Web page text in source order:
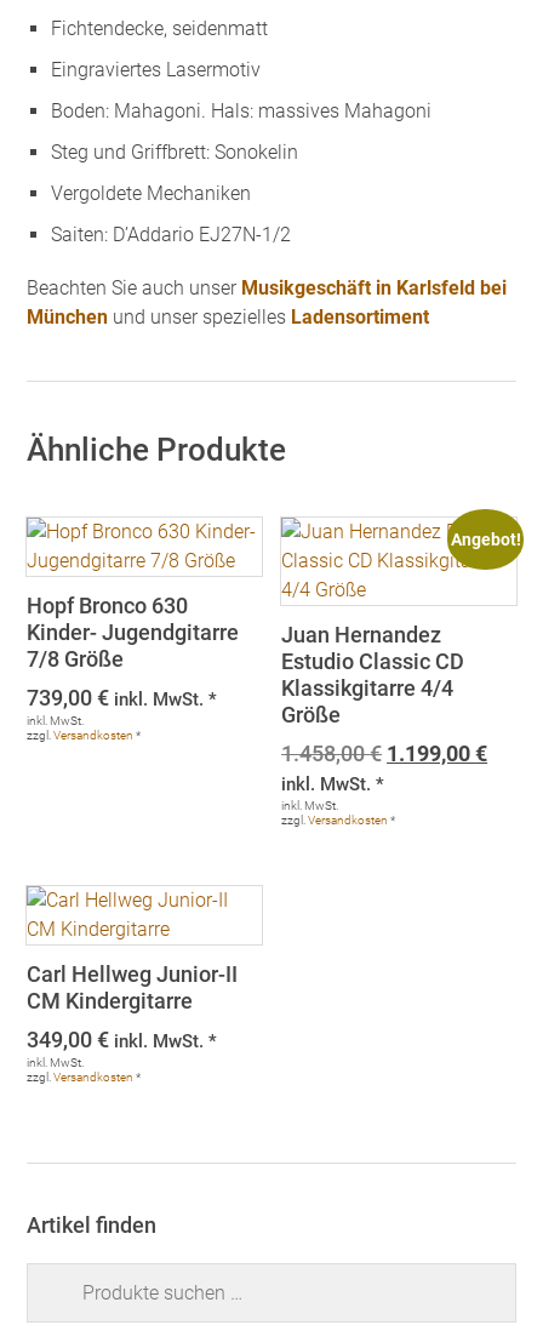
Fichtendecke, seidenmatt
Eingraviertes Lasermotiv
Boden: Mahagoni. Hals: massives Mahagoni
Steg und Griffbrett: Sonokelin
Vergoldete Mechaniken
Saiten: D’Addario EJ27N-1/2
Beachten Sie auch unser Musikgeschäft in Karlsfeld bei
München und unser spezielles Ladensortiment
Ähnliche Produkte
Hopf Bronco 630
Kinder- Jugendgitarre
7/8 Größe
739,00€ inkl. MwSt. *
inkl. MwSt.
zzgl.Versandkosten *
Angebot!
Juan Hernandez
Estudio Classic CD
Klassikgitarre 4/4
Größe
1.458,00€ Ursprünglicher
war:
1.199,00€
inkl. MwSt. *
inkl. MwSt.
zzgl.Versandkosten *
Carl Hellweg Junior-II
CM Kindergitarre
349,00€ inkl. MwSt. *
inkl. MwSt.
zzgl.Versandkosten *
Artikel finden